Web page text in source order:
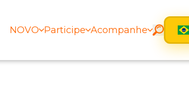
NOVO Participe Acompanhe